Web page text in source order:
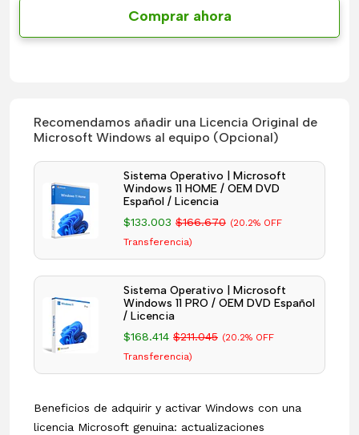
Comprar ahora
Recomendamos añadir una Licencia Original de
Microsoft Windows al equipo (Opcional)
Sistema Operativo | Microsoft
Windows 11 HOME / OEM DVD
Español / Licencia
$133.003 $166.670 (20.2% OFF
Transferencia)
Sistema Operativo | Microsoft
Windows 11 PRO / OEM DVD Español
/ Licencia
$168.414 $211.045 (20.2% OFF
Transferencia)
Beneficios de adquirir y activar Windows con una
licencia Microsoft genuina: actualizaciones